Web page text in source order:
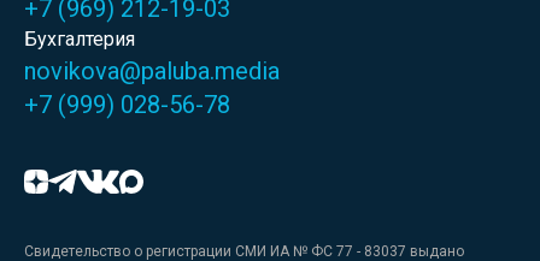
+7 (969) 212-19-03
Бухгалтерия
novikova@paluba.media
+7 (999) 028-56-78
Свидетельство о регистрации СМИ ИА № ФС 77 - 83037 выдано